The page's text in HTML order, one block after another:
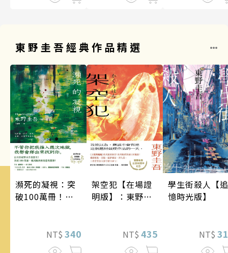
東野圭吾經典作品精選
瀕死的凝視：突
破100萬冊！這
的情慾與驚悚！
NT$ 340
架空犯【在場證
明版】：東野圭
蝠》系列重磅新
NT$ 435
學生街殺人【追
憶時光版】
NT$